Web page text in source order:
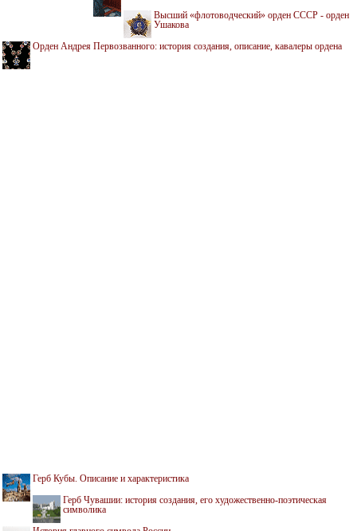
Высший «флотоводческий» орден СССР - орден
Ушакова
Орден Андрея Первозванного: история создания, описание, кавалеры ордена
Герб Кубы. Описание и характеристика
Герб Чувашии: история создания, его художественно-поэтическая
символика